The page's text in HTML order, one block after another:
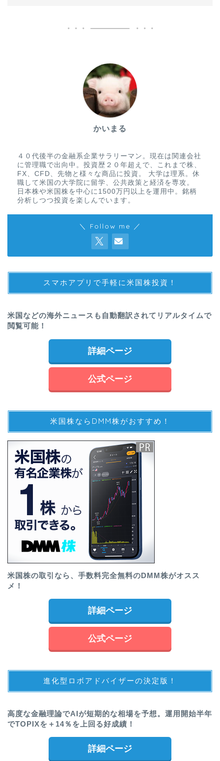
かいまる
４０代後半の金融系企業サラリーマン。現在は関連会社
に管理職で出向中。投資歴２０年超えで、これまで株、
FX、CFD、先物と様々な商品に投資。 大学は理系。休
職して米国の大学院に留学、公共政策と経済を専攻。
日本株や米国株を中心に1500万円以上を運用中。銘柄
分析しつつ投資を楽しんでいます。
＼ Follow me ／
スマホアプリで手軽に米国株投資！
米国などの海外ニュースも自動翻訳されてリアルタイムで
閲覧可能！
詳細ページ
公式ページ
米国株ならDMM株がおすすめ！
米国株の取引なら、手数料完全無料のDMM株がオスス
メ！
詳細ページ
公式ページ
進化型ロボアドバイザーの決定版！
高度な金融理論でAIが短期的な相場を予想。運用開始半年
でTOPIXを＋14％を上回る好成績！
詳細ページ